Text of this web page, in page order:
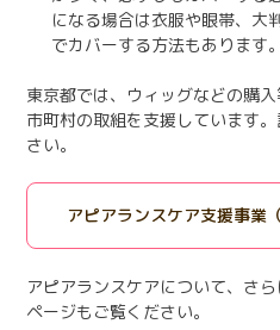
になる場合は衣服や眼帯、大
でカバーする方法もあります。
東京都では、ウィッグなどの購
市町村の取組を支援しています
さい。
アピアランスケア支援事業
アピアランスケアについて、さ
ページもご覧ください。